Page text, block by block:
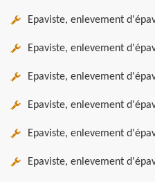
Epaviste, enlevement
Epaviste, enlevement
Epaviste, enlevement
Epaviste, enlevement
Epaviste, enlevement
Epaviste, enlevement